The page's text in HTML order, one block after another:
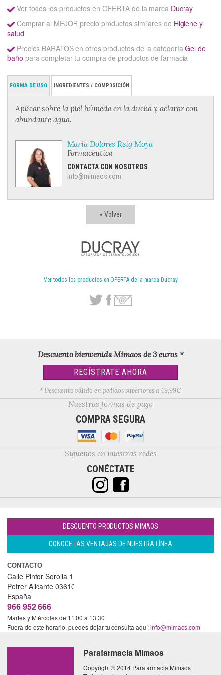
« Volver
Ver todos los productos en OFERTA de la marca Ducray
Ver todos los productos en OFERTA de la marca Ducray
Comprar al MEJOR precio productos similares de Higiene y
salud
Precios BARATOS en otros productos de la categoría Gel de
baño para completar tu compra de productos de farmacia
FORMA DE USO INGREDIENTES / COMPOSICIÓN
Aplicar sobre la piel húmeda en la ducha y aclarar con
abundante agua.
María Dolores Reig Moya
Farmacéutica
CONTACTA CON NOSOTROS
info@mimaos.com
Descuento bienvenida Mimaos de 3 euros *
REGÍSTRATE AHORA
* Descuento válido en pedidos superiores a 49,99€
Nuestras formas de pago
COMPRA SEGURA
Síguenos en nuestras redes
CONÉCTATE
DESCUENTO PRODUCTOS MIMAOS
CONOCE LAS VENTAJAS DE NUESTRA LÍNEA
CONTACTO
Calle Pintor Sorolla 1,
Petrer Alicante 03610
España
966 952 666
Martes y Miércoles de 11:00 a 13:30
Fuera de este horario, puedes dejar tu consulta aquí:info@mimaos.com
Parafarmacia Mimaos
Copyright © 2014 Parafarmacia Mimaos |